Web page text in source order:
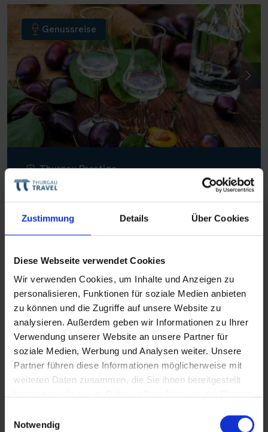
Zustimmung Details Über Cookies
Diese Webseite verwendet Cookies
Wir verwenden Cookies, um Inhalte und Anzeigen zu
personalisieren, Funktionen für soziale Medien anbieten
zu können und die Zugriffe auf unsere Website zu
analysieren. Außerdem geben wir Informationen zu Ihrer
Verwendung unserer Website an unsere Partner für
soziale Medien, Werbung und Analysen weiter. Unsere
Partner führen diese Informationen möglicherweise mit
weiteren Daten zusammen, die Sie ihnen bereitgestellt
Notwendig
Genussreise
Thurgau Prestige
Auf der Donau zum vollen Genuss
LINZ–WIEN–BUDAPEST–LINZ
Nächste Reisedaten
21. August 2026
28. August 2026
8 Tageab 2.180 €
Reiseverlauf
Buchen
Rhein in Flammen